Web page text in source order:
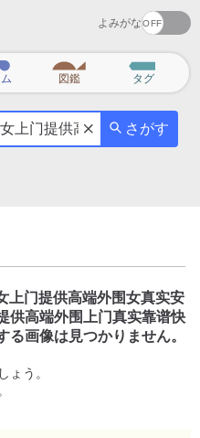
よみがな
図鑑 タグ
さがす
上门提供高端外围女真实安
供高端外围上门真实靠谱快
る画像は見つかりません。
ょう。